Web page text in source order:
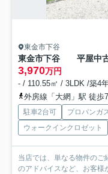
東金市下谷
東金市下谷 平屋中
3,970万円
- / 110.55㎡ / 3LDK /築4
外房線「大網」駅 徒歩
駐車2台可 プロパンガ
ウォークインクロゼット
当店では、単なる物件のご
のアドバイスなど、お客様